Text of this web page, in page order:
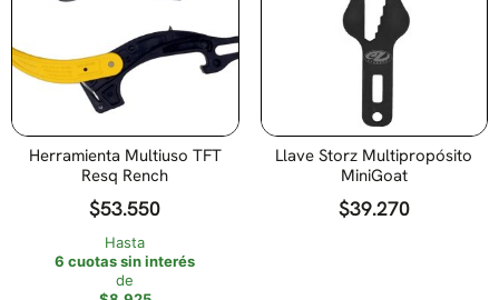
Herramienta Multiuso TFT
Resq Rench
$53.550
Hasta
6 cuotas sin interés
de
Llave Storz Multipropósito
MiniGoat
$39.270